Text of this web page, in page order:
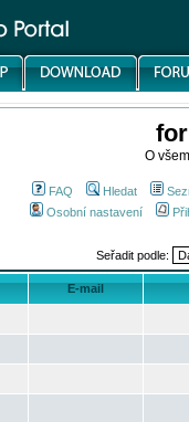
O
FAQ Hledat
Osobní nastavení
Seřadit podle:
E-mail